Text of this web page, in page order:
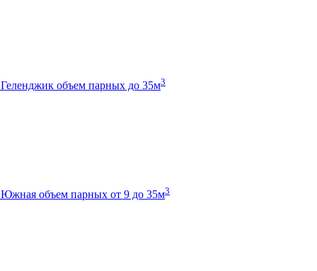
Геленджик объем парных до 35м3
Южная объем парных от 9 до 35м3